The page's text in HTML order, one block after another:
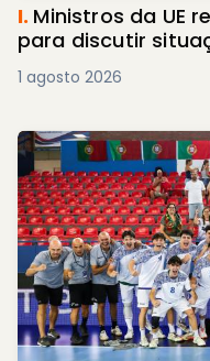
I. Ministros da UE
para discutir
1 agosto 2026